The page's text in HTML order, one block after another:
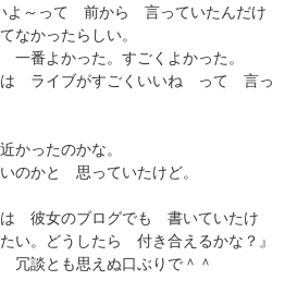
～って 前から 言っていたんだけ
かったらしい。
番よかった。すごくよかった。
は ライブがすごくいいね って 言っ
ったのかな。
のかと 思っていたけど。
彼女のブログでも 書いていたけ
い。どうしたら 付き合えるかな？』
談とも思えぬ口ぶりで＾＾